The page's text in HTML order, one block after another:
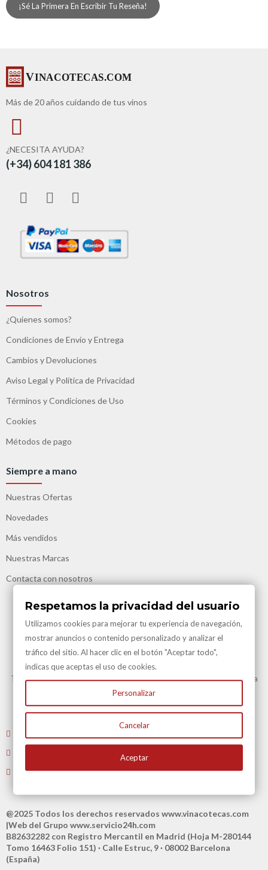
¡Sé La Primera En Escribir Tu Reseña!
Más de 20 años cuidando de tus vinos
¿NECESITA AYUDA?
(+34) 604 181 386
Nosotros
¿Quienes somos?
Condiciones de Envío y Entrega
Cambios y Devoluciones
Aviso Legal y Política de Privacidad
Términos y Condiciones de Uso
Cookies
Métodos de pago
Siempre a mano
Nuestras Ofertas
Novedades
Más vendidos
Nuestras Marcas
Contacta con nosotros
Transporte Gratuito en Península para todas nuestras vinotecas y en la
mayoría de artículos.
Consulte en Condiciones Transporte
Tel. 604 181 386 L-V 9 a 14:00 y de 16:00 a 19:00
Tiene 15 días para devolvernos su compra
@2025 Todos los derechos reservados www.vinacotecas.com
|Web del Grupo www.servicio24h.com
B82632282 con Registro Mercantil en Madrid (Hoja M-280144
Tomo 16463 Folio 151) · Calle Estruc, 9 · 08002 Barcelona
(España)
Respetamos la privacidad del usuario
Utilizamos cookies para mejorar tu experiencia de navegación,
mostrar anuncios o contenido personalizado y analizar el
tráfico del sitio. Al hacer clic en el botón "Aceptar todo",
indicas que aceptas el uso de cookies.
Personalizar
Cancelar
Aceptar